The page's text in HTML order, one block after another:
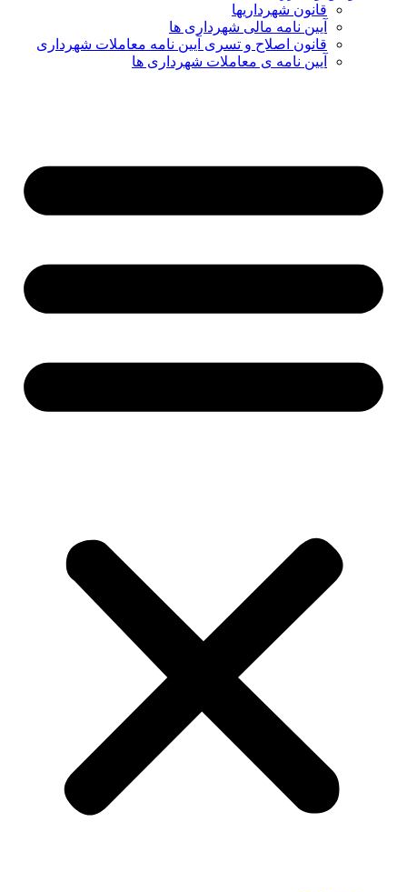
قانون شهرداریها
آیین نامه مالی شهرداری ها
قانون اصلاح و تسری آیین نامه معاملات شهرداری
آیین نامه ی معاملات شهرداری ها